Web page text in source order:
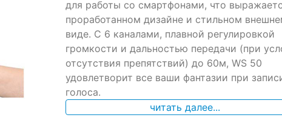
based
on
customer
ratings
для работы со смартфонами, что
проработанном дизайне и стильном
виде. С 6 каналами, плавной регулировкой
громкости и дальностью передачи (при
отсутствия препятствий) до 60м, WS 50
удовлетворит все ваши фантазии при
голоса.
читать далее...